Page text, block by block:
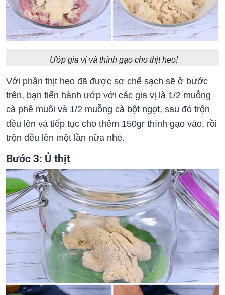
Ướp gia vị và thính gạo cho thịt heo!
Với phần thịt heo đã được sơ chế sạch sẽ ở bước
trên, bạn tiến hành ướp với các gia vị là 1/2 muỗng
cà phê muối và 1/2 muỗng cà bột ngọt, sau đó trộn
đều lên và tiếp tục cho thêm 150gr thính gạo vào, rồi
trộn đều lên một lần nữa nhé.
Bước 3: Ủ thịt